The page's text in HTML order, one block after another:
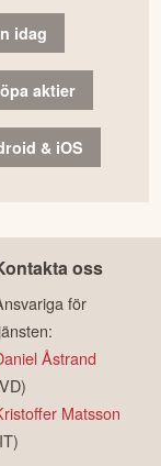
idag
aktier
& iOS
oss
för
Åstrand
Matsson